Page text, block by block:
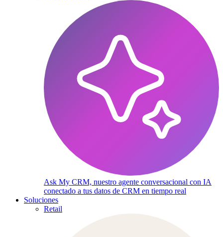
Ask My CRM, nuestro agente conversacional con IA
conectado a tus datos de CRM en tiempo real
Soluciones
Retail